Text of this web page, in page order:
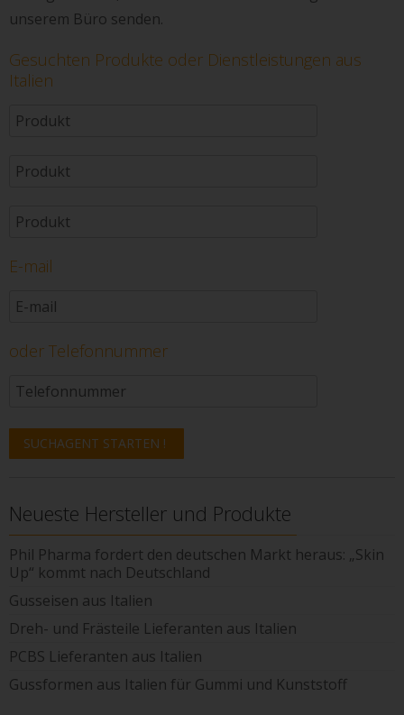
unserem Büro senden.
Gesuchten Produkte oder Dienstleistungen aus
Italien
E-mail
oder Telefonnummer
Neueste Hersteller und Produkte
Phil Pharma fordert den deutschen Markt heraus: „Skin
Up“ kommt nach Deutschland
Gusseisen aus Italien
Dreh- und Frästeile Lieferanten aus Italien
PCBS Lieferanten aus Italien
Gussformen aus Italien für Gummi und Kunststoff